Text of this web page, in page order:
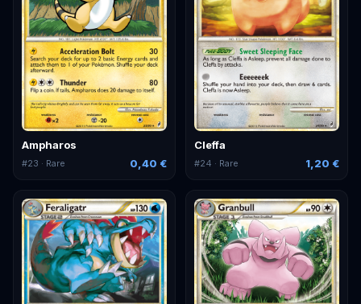
Ampharos
#23 · Rare 0,40 €
Cleffa
#24 · Rare 1,20 €